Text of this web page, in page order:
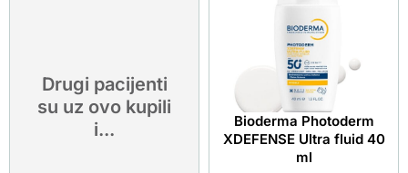
Drugi pacijenti
su uz ovo kupili
i...
Bioderma Photoderm
XDEFENSE Ultra fluid 40
ml